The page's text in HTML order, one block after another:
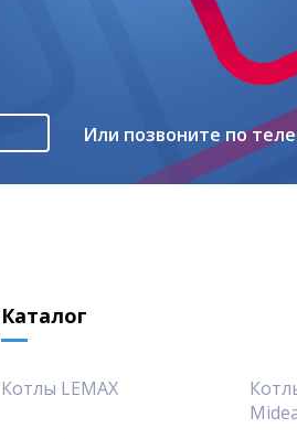
Или позвоните по
Каталог
Котлы LEMAX